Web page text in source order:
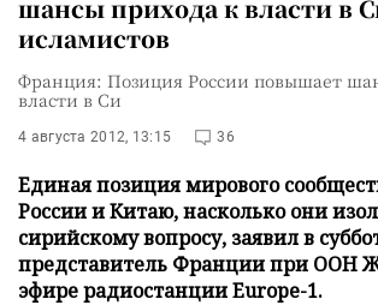
шансы прихода к власти в
исламистов
Франция: Позиция России повышает
власти в Си
4 августа 2012, 13:15 36
Единая позиция мирового
России и Китаю, насколько они
сирийскому вопросу, заявил в
представитель Франции при ООН
эфире радиостанции Europe-1.